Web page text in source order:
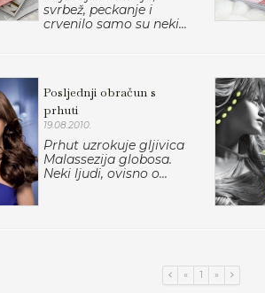
svrbež, peckanje i
crvenilo samo su neki...
Posljednji obračun s
prhuti
19.08.2010.
Prhut uzrokuje gljivica
Malassezija globosa.
Neki ljudi, ovisno o...
« 1 »